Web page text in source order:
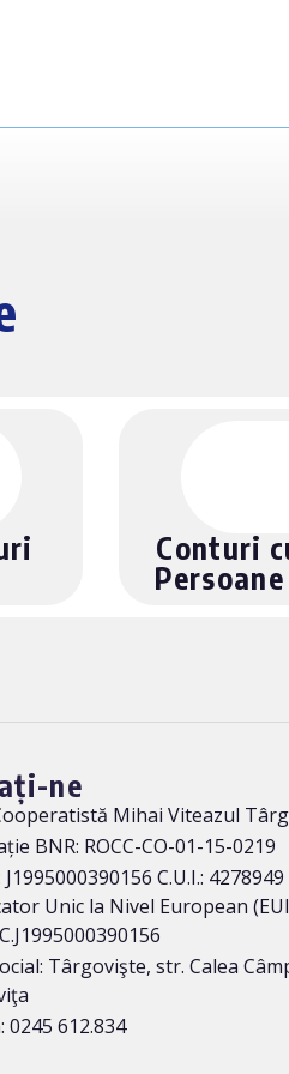
Conturi
ne
Mihai Viteazul
BNR: ROCC-CO-01-15-0219
C.U.I.: 4278949
Unic la Nivel European
Târgovişte, str. Calea
0245 612.834